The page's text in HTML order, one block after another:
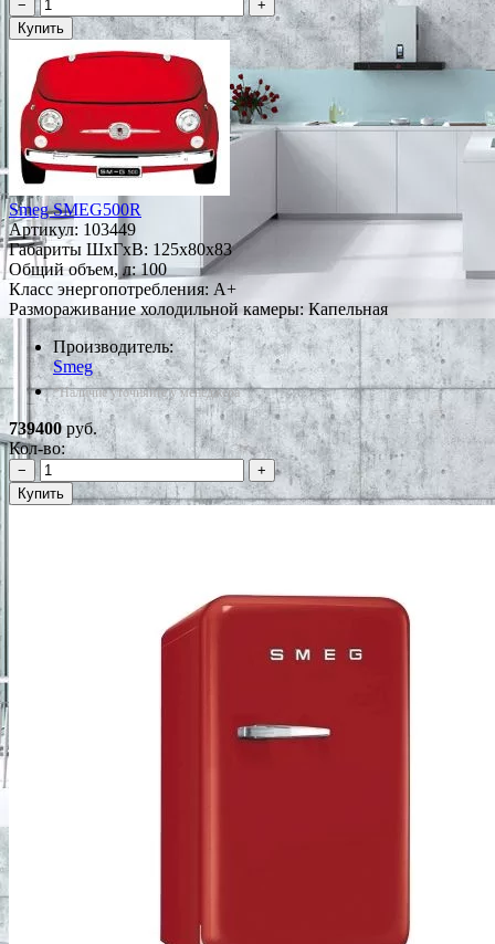
−
+
Купить
Smeg SMEG500R
Артикул: 103449
Габариты ШxГxВ: 125x80x83
Общий объем, л: 100
Класс энергопотребления: A+
Размораживание холодильной камеры: Капельная
Производитель:
Smeg
*Наличие уточняйте у менеджера
739400руб.
Кол-во:
−
+
Купить